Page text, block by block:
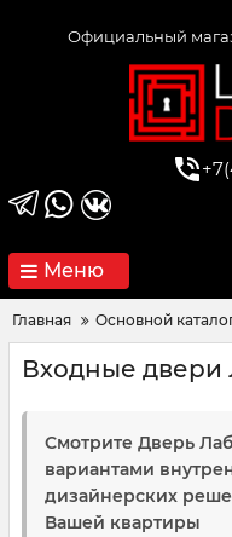
Официальный
Меню
Главная Основной
Входные двери
Смотрите Дверь
вариантами
дизайнерских
Вашей квартиры